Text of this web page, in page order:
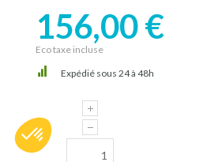
156,00 €
Eco taxe incluse
Expédié sous 24 à 48h